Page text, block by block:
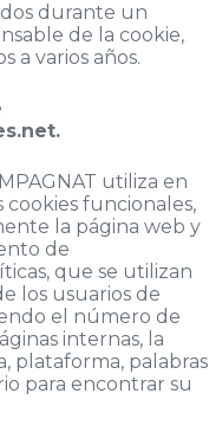
durante un
de la cookie,
a varios años.
utiliza en
funcionales,
la página web y
de
que se utilizan
los usuarios de
el número de
internas, la
plataforma, palabras
para encontrar su